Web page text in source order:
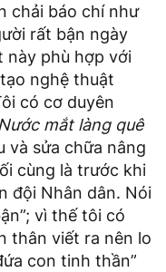
chải báo chí như
rất bận ngày
này phù hợp với
nghệ thuật
có cơ duyên
Nước mắt làng quê
và sửa chữa nâng
cùng là trước khi
đội Nhân dân. Nói
vì thế tôi có
thân viết ra nên lo
con tinh thần”